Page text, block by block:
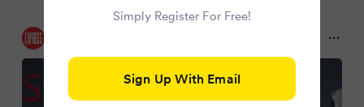
Simply Register For Free!
Sign Up With Email